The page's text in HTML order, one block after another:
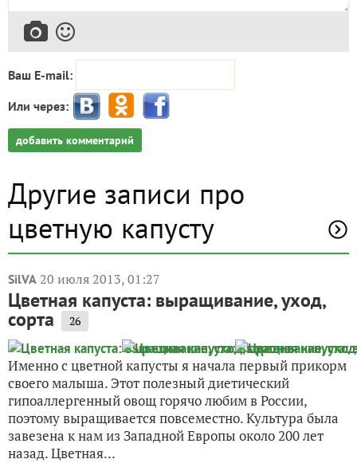
Ваш E-mail:
Или через:
добавить комментарий
Другие записи про
цветную капусту
SilVA 20 июля 2013, 01:27
Цветная капуста: выращивание, уход,
сорта 26
Именно с цветной капусты я начала первый прикорм
своего малыша. Этот полезный диетический
гипоаллергенный овощ горячо любим в России,
поэтому выращивается повсеместно. Культура была
завезена к нам из Западной Европы около 200 лет
назад. Цветная...